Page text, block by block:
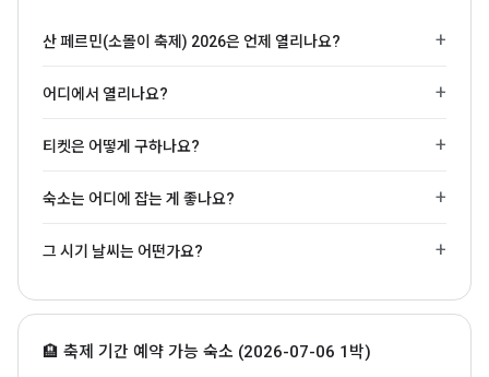
산 페르민(소몰이 축제) 2026은 언제 열리나요?
어디에서 열리나요?
티켓은 어떻게 구하나요?
숙소는 어디에 잡는 게 좋나요?
그 시기 날씨는 어떤가요?
🏨 축제 기간 예약 가능 숙소 (2026-07-06 1박)